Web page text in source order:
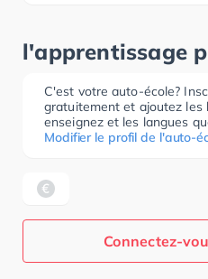
l'apprentissage
C'est votre auto-école?
gratuitement et ajoutez les
enseignez et les langues
Modifier le profil de l'auto-
Connectez-